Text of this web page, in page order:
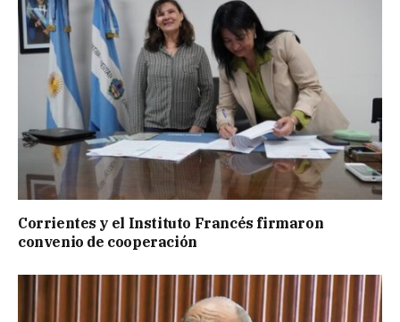
Corrientes y el Instituto Francés firmaron
convenio de cooperación